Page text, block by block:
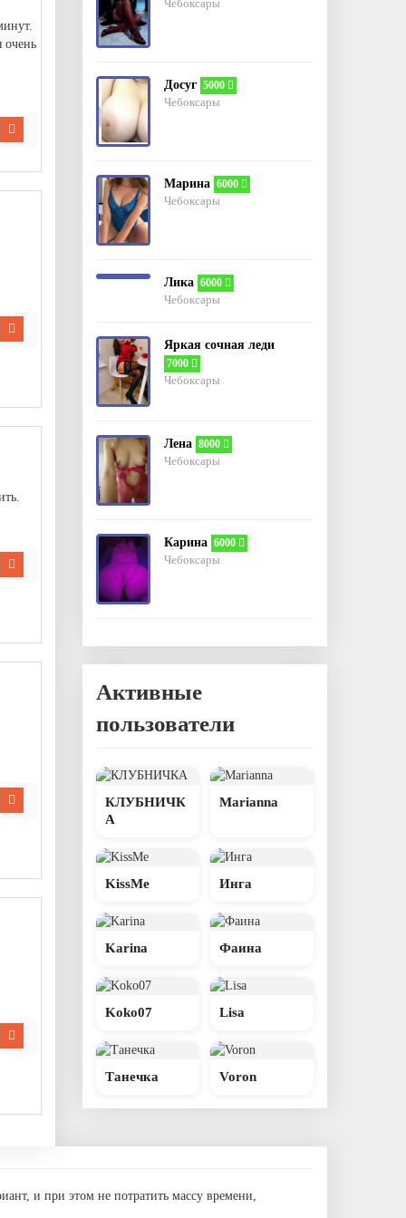
очень
Встречусь с женщиной 60+
Гость_175
Гость_235
Встречусь с женщиной 40 +
Гость_33
м минет
Гость_53
Кто может приехать на квартиру,
один, деньги не проблема, несколько
месяцев как в разводе. Не хватает
2 авг 2026, 00:39
Есть две свободные девушки
Гость_15
1 авг 2026, 10:17
Хочу почувствовать тебя в себе.
НЮР. 89520204532
КЛУБНИЧКА
Гость_89
Встречусь с женщиной с большим
Звони мой сладкий развратник. НЮР.
89527581176
Гость_86
Кто знает, Русалина работает?
Чебоксары
Досуг 5000
Чебоксары
Марина 6000
Чебоксары
Лика 6000
Чебоксары
Яркая сочная леди
7000
Чебоксары
Лена 8000
Чебоксары
Карина 6000
Чебоксары
Активные
пользователи
КЛУБНИЧК
А
Marianna
KissMe Инга
Karina Фаина
Koko07 Lisa
Танечка Voron
и при этом не потратить массу времени,